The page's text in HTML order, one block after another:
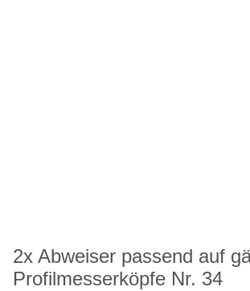
2x Abweiser passend auf
Profilmesserköpfe Nr. 34